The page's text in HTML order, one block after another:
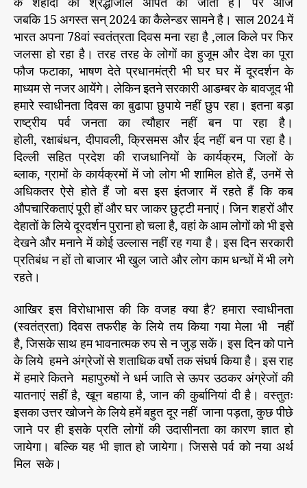
जबकि 15 अगस्त सन् 2024 का कैलेन्डर सामने है। साल 2024 में
भारत अपना 78वां स्वतंत्रता दिवस मना रहा है ,लाल किले पर फिर
जलसा हो रहा है। तरह तरह के लोगों का हुजूम और देश का पूरा
फौज फटाका, भाषण देते प्रधानमंत्री भी घर घर में दूरदर्शन के
माध्यम से नजर आयेंगे। लेकिन इतने सरकारी आडम्बर के बावजूद भी
हमारे स्वाधीनता दिवस का बुढापा छुपाये नहीं छुप रहा। इतना बड़ा
राष्ट्रीय पर्व जनता का त्यौहार नहीं बन पा रहा है।
होली, रक्षाबंधन, दीपावली, क्रिसमस और ईद नहीं बन पा रहा है।
दिल्ली सहित प्रदेश की राजधानियों के कार्यक्रम, जिलों के
ब्लाक, ग्रामों के कार्यक्रमों में जो लोग भी शामिल होते हैं, उनमें से
अधिकतर ऐसे होते हैं जो बस इस इंतजार में रहते हैं कि कब
औपचारिकताएं पूरी हों और घर जाकर छुट्टी मनाएं। जिन शहरों और
देहातों के लिये दूरदर्शन पुराना हो चला है, वहां के आम लोगों को भी इसे
देखने और मनाने में कोई उल्लास नहीं रह गया है। इस दिन सरकारी
प्रतिबंध न हों तो बाजार भी खुल जाते और लोग काम धन्धों में भी लगे
रहते।
आखिर इस विरोधाभास की कि वजह क्या है? हमारा स्वाधीनता
(स्वतंत्रता) दिवस तफरीह के लिये तय किया गया मेला भी नहीं
है, जिसके साथ हम भावनात्मक रुप से न जुड़ सकें। इस दिन को पाने
के लिये हमने अंग्रेजों से शताधिक वर्षो तक संघर्ष किया है। इस राह
में हमारे कितने महापुरुषों ने धर्म जाति से ऊपर उठकर अंग्रेजों की
यातनाएं सहीं है, खून बहाया है, जान की कुर्बानियां दी है। वस्तुतः
इसका उत्तर खोजने के लिये हमें बहुत दूर नहीं जाना पड़ता, कुछ पीछे
जाने पर ही इसके प्रति लोगों की उदासीनता का कारण ज्ञात हो
जायेगा। बल्कि यह भी ज्ञात हो जायेगा। जिससे पर्व को नया अर्थ
मिल सके।